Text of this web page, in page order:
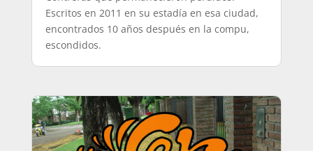
Escritos en 2011 en su estadía en esa ciudad,
encontrados 10 años después en la compu,
escondidos.